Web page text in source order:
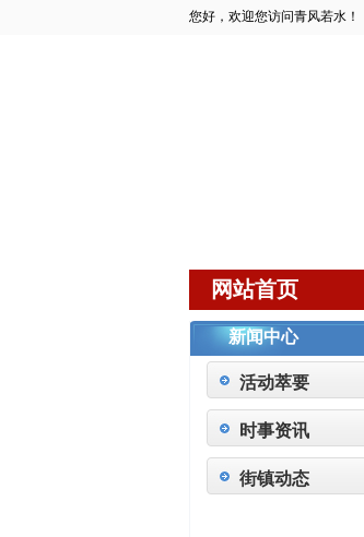
您好，欢迎您访问青风若水！
网站首页
新闻中心
活动萃要
时事资讯
街镇动态